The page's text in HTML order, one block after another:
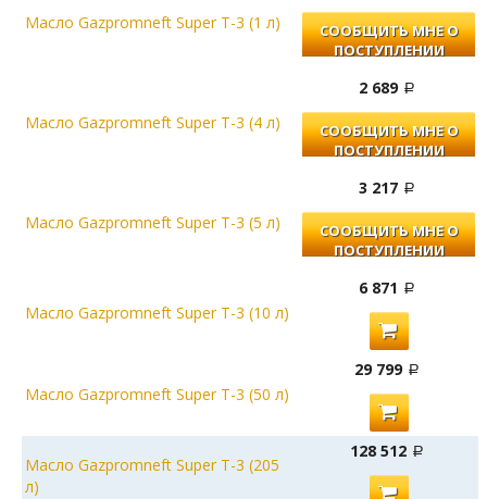
Масло Gazpromneft Super T-3 (1 л)
СООБЩИТЬ МНЕ О
ПОСТУПЛЕНИИ
Масло Gazpromneft Super T-3 (4 л)
2 689
СООБЩИТЬ МНЕ О
ПОСТУПЛЕНИИ
Масло Gazpromneft Super T-3 (5 л)
3 217
СООБЩИТЬ МНЕ О
ПОСТУПЛЕНИИ
Масло Gazpromneft Super T-3 (10 л)
6 871
Масло Gazpromneft Super T-3 (50 л)
29 799
Масло Gazpromneft Super T-3 (205
л)
128 512